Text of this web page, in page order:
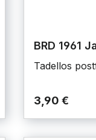
BRD 1961
Tadellos
3,90 €